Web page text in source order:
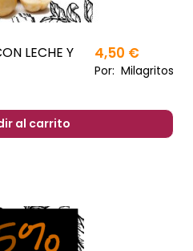
LECHE Y
4,50 €
Por: Milagritos
al carrito